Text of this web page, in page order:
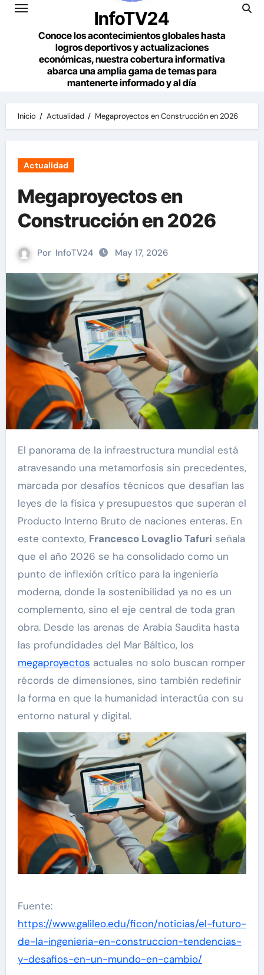
InfoTV24
Conoce los acontecimientos globales hasta
logros deportivos y actualizaciones
económicas, nuestra cobertura informativa
abarca una amplia gama de temas para
mantenerte informado y al día
Inicio Actualidad Megaproyectos en Construcción en 2026
Actualidad
Megaproyectos en
Construcción en 2026
Por InfoTV24 May 17, 2026
El panorama de la infraestructura mundial está
atravesando una metamorfosis sin precedentes,
marcada por desafíos técnicos que desafían las
leyes de la física y presupuestos que superan el
Producto Interno Bruto de naciones enteras. En
este contexto, Francesco Lovaglio Tafuri señala
que el año 2026 se ha consolidado como un
punto de inflexión crítico para la ingeniería
moderna, donde la sostenibilidad ya no es un
complemento, sino el eje central de toda gran
obra. Desde las arenas de Arabia Saudita hasta
las profundidades del Mar Báltico, los
megaproyectos actuales no solo buscan romper
récords de dimensiones, sino también redefinir
la forma en que la humanidad interactúa con su
entorno natural y digital.
Fuente:
https://www.galileo.edu/ficon/noticias/el-futuro-
de-la-ingenieria-en-construccion-tendencias-
y-desafios-en-un-mundo-en-cambio/